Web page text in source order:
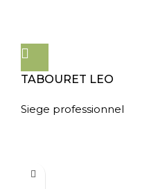
TABOURET LEO
Siege professionnel